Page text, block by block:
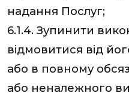
надання Послуг;
6.1.4. Зупинити
відмовитися від
або в повному
або неналежного